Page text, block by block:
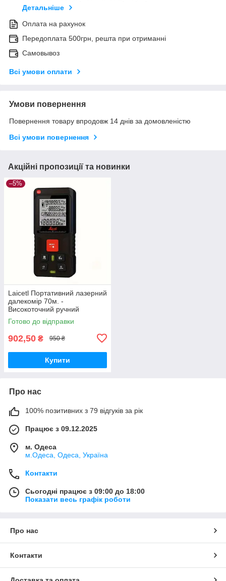
Детальніше
Оплата на рахунок
Передоплата 500грн, решта при отриманні
Самовывоз
Всі умови оплати
Умови повернення
Повернення товару впродовж 14 днів за домовленістю
Всі умови повернення
Акційні пропозиції та новинки
–5%
Laicetl Портативний лазерний
далекомір 70м. -
Високоточний ручний
лазерний вимірювач відстані
з рівнем
Готово до відправки
902,50 ₴ 950 ₴
Купити
Про нас
100% позитивних з 79 відгуків за рік
Працює з 09.12.2025
м. Одеса
м.Одеса, Одеса, Україна
Контакти
Сьогодні працює з 09:00 до 18:00
Показати весь графік роботи
Про нас
Контакти